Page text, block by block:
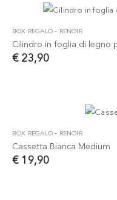
BOX REGALO - RENOIR
Cilindro in foglia di legno
€ 23,90
BOX REGALO - RENOIR
Cassetta Bianca Medium
€ 19,90